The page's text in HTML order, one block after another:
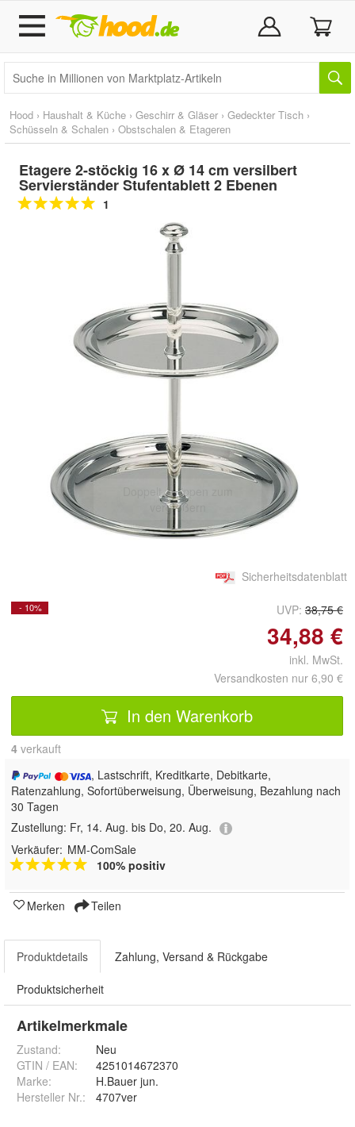
Hood › Haushalt & Küche › Geschirr & Gläser › Gedeckter Tisch ›
Schüsseln & Schalen › Obstschalen & Etageren
Etagere 2-stöckig 16 x Ø 14 cm versilbert
Servierständer Stufentablett 2 Ebenen
1
Doppelt antippen zum
vergrößern
Sicherheitsdatenblatt
- 10% UVP: 38,75 €
34,88 €
inkl. MwSt.
Versandkosten nur 6,90 €
In den Warenkorb
4 verkauft
, Lastschrift, Kreditkarte, Debitkarte,
Ratenzahlung, Sofortüberweisung, Überweisung, Bezahlung nach
30 Tagen
Zustellung: Fr, 14. Aug. bis Do, 20. Aug.
Verkäufer: MM-ComSale
100% positiv
Merken Teilen
Produktdetails Zahlung, Versand & Rückgabe
Produktsicherheit
Artikelmerkmale
Zustand:
Neu
GTIN / EAN:
4251014672370
Marke:
H.Bauer jun.
Hersteller Nr.:
4707ver